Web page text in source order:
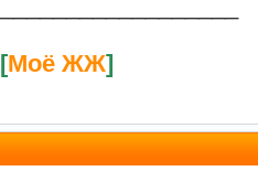
[Моё ЖЖ]